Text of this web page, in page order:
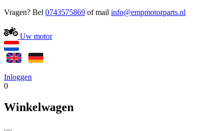
Vragen? Bel 0743575869 of mail
Uw motor
Inloggen
0
Winkelwagen